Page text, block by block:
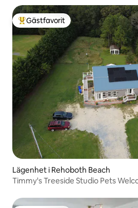
Populär gästfavorit
Gästfavorit
Lägenhet i Rehoboth Beach
Timmy's Treeside Studio Pets